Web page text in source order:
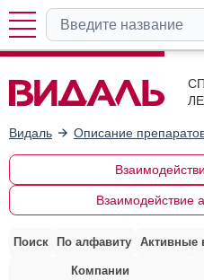
Видаль Описание
Взаимодействие
Поиск По алфавиту Активные
Компании